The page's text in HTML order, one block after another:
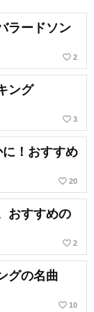
ラードソン
favorite_border 2
ング
favorite_border 3
に！おすすめ
favorite_border 20
おすすめの
favorite_border 2
グの名曲
favorite_border 10